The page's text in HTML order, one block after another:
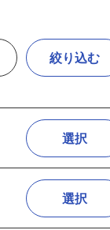
絞り込む
選択
選択